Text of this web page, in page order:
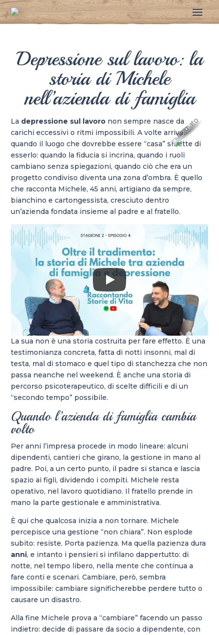
Depressione sul lavoro: la
storia di Michele
nell’azienda di famiglia
La depressione sul lavoro non sempre nasce da
carichi eccessivi o ritmi impossibili. A volte arriva
quando il luogo che dovrebbe essere “casa” smette di
esserlo: quando la fiducia si incrina, quando i ruoli
cambiano senza spiegazioni, quando ciò che era un
progetto condiviso diventa una zona d’ombra. È quello
che racconta Michele, 45 anni, artigiano da sempre,
bianchino e cartongessista, cresciuto dentro
un’azienda fondata insieme al padre e al fratello.
La sua non è una storia costruita per fare effetto. È una
testimonianza concreta, fatta di notti insonni, mal di
testa, mal di stomaco e quel tipo di stanchezza che non
passa neanche nel weekend. È anche una storia di
percorso psicoterapeutico, di scelte difficili e di un
“secondo tempo” possibile.
Quando l’azienda di famiglia cambia
volto
Per anni l’impresa procede in modo lineare: alcuni
dipendenti, cantieri che girano, la gestione in mano al
padre. Poi, a un certo punto, il padre si stanca e lascia
spazio ai figli, dividendo i compiti. Michele resta
operativo, nel lavoro quotidiano. Il fratello prende in
mano la parte gestionale e amministrativa.
È qui che qualcosa inizia a non tornare. Michele
percepisce una gestione “non chiara”. Non esplode
subito: resiste. Porta pazienza. Ma quella pazienza dura
anni, e intanto i pensieri si infilano dappertutto: di
notte, nel tempo libero, nella mente che continua a
fare conti e scenari. Cambiare, però, sembra
impossibile: cambiare significherebbe perdere tutto o
causare un disastro.
Alla fine Michele prova a “cambiare” facendo un passo
indietro: decide di passare da socio a dipendente, con